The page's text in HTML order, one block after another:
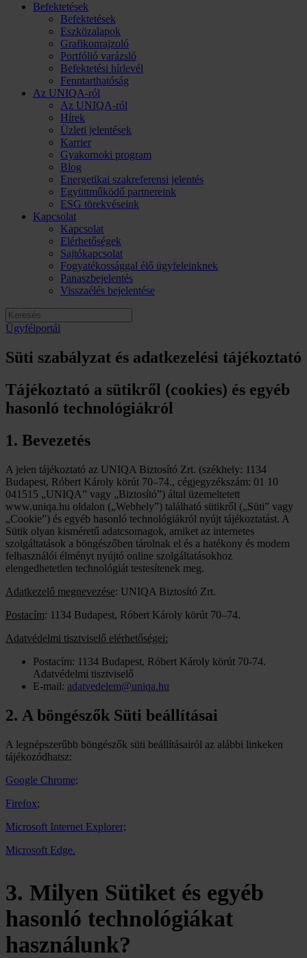
Befektetések
Befektetések
Eszközalapok
Grafikonrajzoló
Portfólió varázsló
Befektetési hírlevél
Fenntarthatóság
Az UNIQA-ról
Az UNIQA-ról
Hírek
Üzleti jelentések
Karrier
Gyakornoki program
Blog
Energetikai szakreferensi jelentés
Együttműködő partnereink
ESG törekvéseink
Kapcsolat
Kapcsolat
Elérhetőségek
Sajtókapcsolat
Fogyatékossággal élő ügyfeleinknek
Panaszbejelentés
Visszaélés bejelentése
Ügyfélportál
Süti szabályzat és adatkezelési tájékoztató
Tájékoztató a sütikről (cookies) és egyéb
hasonló technológiákról
1. Bevezetés
A jelen tájékoztató az UNIQA Biztosító Zrt. (székhely: 1134
Budapest, Róbert Károly körút 70–74., cégjegyzékszám: 01 10
041515 „UNIQA” vagy „Biztosító”) által üzemeltetett
www.uniqa.hu oldalon („Webhely”) található sütikről („Süti” vagy
„Cookie”) és egyéb hasonló technológiákról nyújt tájékoztatást. A
Sütik olyan kisméretű adatcsomagok, amiket az internetes
szolgáltatások a böngészőben tárolnak el és a hatékony és modern
felhasználói élményt nyújtó online szolgáltatásokhoz
elengedhetetlen technológiát testesítenek meg.
Adatkezelő megnevezése: UNIQA Biztosító Zrt.
Postacím: 1134 Budapest, Róbert Károly körút 70–74.
Adatvédelmi tisztviselő elérhetőségei:
Postacím: 1134 Budapest, Róbert Károly körút 70-74.
Adatvédelmi tisztviselő
E-mail: adatvedelem@uniqa.hu
2. A böngészők Süti beállításai
A legnépszerűbb böngészők süti beállításairól az alábbi linkeken
tájékozódhatsz:
Google Chrome;
Firefox;
Microsoft Internet Explorer;
Microsoft Edge.
3. Milyen Sütiket és egyéb
hasonló technológiákat
használunk?